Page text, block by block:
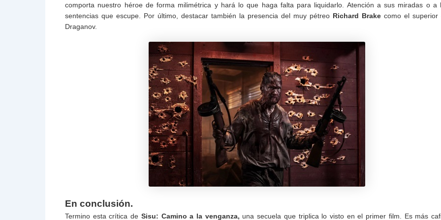
comporta nuestro héroe de forma milimétrica y hará lo que haga falta para liquidarlo. Atención a sus miradas o a
sentencias que escupe. Por último, destacar también la presencia del muy pétreo Richard Brake como el superior
Draganov.
En conclusión.
Termino esta crítica de Sisu: Camino a la venganza, una secuela que triplica lo visto en el primer film. Es más